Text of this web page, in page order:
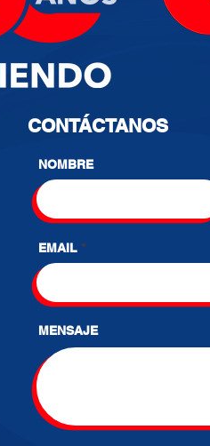
CONTÁCTANOS
NOMBRE
EMAIL
MENSAJE